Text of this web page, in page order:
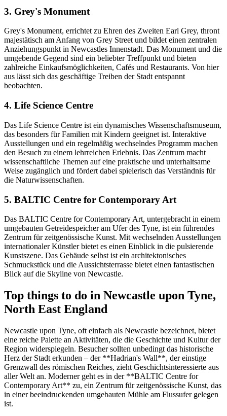
3. Grey's Monument
Grey's Monument, errichtet zu Ehren des Zweiten Earl Grey, thront
majestätisch am Anfang von Grey Street und bildet einen zentralen
Anziehungspunkt in Newcastles Innenstadt. Das Monument und die
umgebende Gegend sind ein beliebter Treffpunkt und bieten
zahlreiche Einkaufsmöglichkeiten, Cafés und Restaurants. Von hier
aus lässt sich das geschäftige Treiben der Stadt entspannt
beobachten.
4. Life Science Centre
Das Life Science Centre ist ein dynamisches Wissenschaftsmuseum,
das besonders für Familien mit Kindern geeignet ist. Interaktive
Ausstellungen und ein regelmäßig wechselndes Programm machen
den Besuch zu einem lehrreichen Erlebnis. Das Zentrum macht
wissenschaftliche Themen auf eine praktische und unterhaltsame
Weise zugänglich und fördert dabei spielerisch das Verständnis für
die Naturwissenschaften.
5. BALTIC Centre for Contemporary Art
Das BALTIC Centre for Contemporary Art, untergebracht in einem
umgebauten Getreidespeicher am Ufer des Tyne, ist ein führendes
Zentrum für zeitgenössische Kunst. Mit wechselnden Ausstellungen
internationaler Künstler bietet es einen Einblick in die pulsierende
Kunstszene. Das Gebäude selbst ist ein architektonisches
Schmuckstück und die Aussichtsterrasse bietet einen fantastischen
Blick auf die Skyline von Newcastle.
Top things to do in Newcastle upon Tyne,
North East England
Newcastle upon Tyne, oft einfach als Newcastle bezeichnet, bietet
eine reiche Palette an Aktivitäten, die die Geschichte und Kultur der
Region widerspiegeln. Besucher sollten unbedingt das historische
Herz der Stadt erkunden – der **Hadrian's Wall**, der einstige
Grenzwall des römischen Reiches, zieht Geschichtsinteressierte aus
aller Welt an. Moderner geht es in der **BALTIC Centre for
Contemporary Art** zu, ein Zentrum für zeitgenössische Kunst, das
in einer beeindruckenden umgebauten Mühle am Flussufer gelegen
ist.